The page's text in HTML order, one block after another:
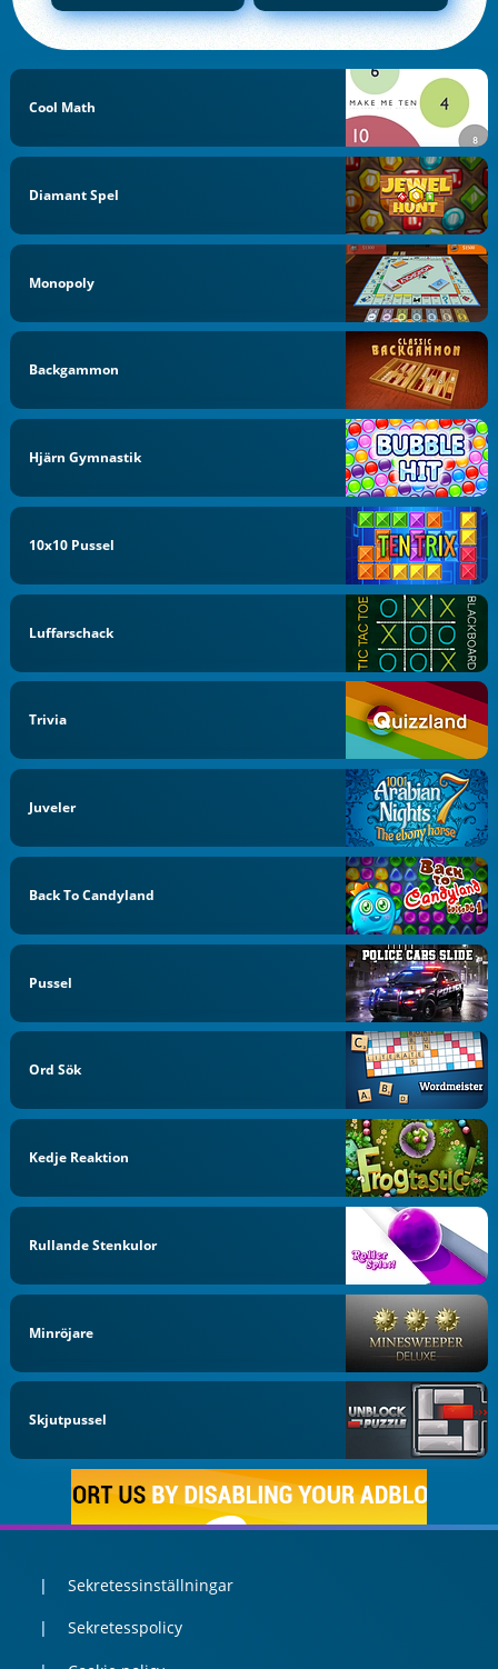
Cool Math
Diamant Spel
Monopoly
Backgammon
Hjärn Gymnastik
10x10 Pussel
Luffarschack
Trivia
Juveler
Back To Candyland
Pussel
Ord Sök
Kedje Reaktion
Rullande Stenkulor
Minröjare
Skjutpussel
Sekretessinställningar
Sekretesspolicy